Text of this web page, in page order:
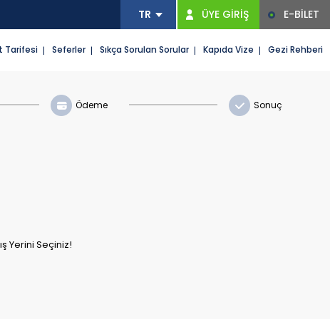
ÜYE GİRİŞ E-BİLET
Tarifesi Seferler Sıkça Sorulan Sorular Kapıda Vize Gezi Rehberi
Ödeme Sonuç
Yerini Seçiniz!